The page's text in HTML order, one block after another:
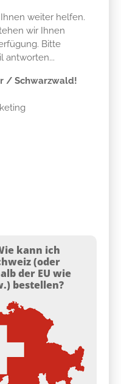
weiter helfen.
wir Ihnen
Bitte
antworten...
/ Schwarzwald!
kann ich
(oder
der EU wie
bestellen?